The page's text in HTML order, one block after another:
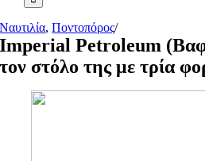
Ναυτιλία,Ποντοπόρος/
Imperial Petroleum
τον στόλο της με τρία